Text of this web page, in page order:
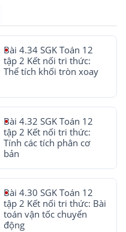
Bài 4.34 SGK Toán 12
tập 2 Kết nối tri thức:
Thể tích khối tròn xoay
Bài 4.32 SGK Toán 12
tập 2 Kết nối tri thức:
Tính các tích phân cơ
bản
Bài 4.30 SGK Toán 12
tập 2 Kết nối tri thức: Bài
toán vận tốc chuyển
động